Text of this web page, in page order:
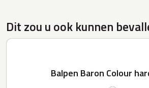
Dit zou u ook kunnen
Balpen Baron Colour